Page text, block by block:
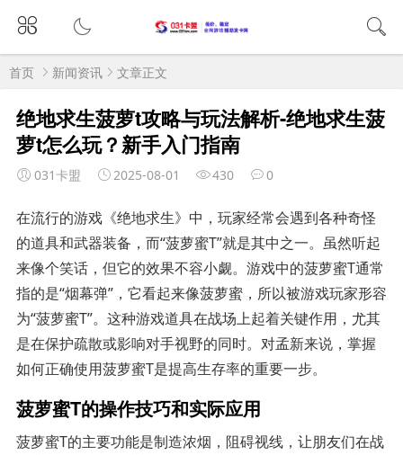
首页 新闻资讯 文章正文
绝地求生菠萝t攻略与玩法解析-绝地求生菠
萝t怎么玩？新手入门指南
031卡盟 2025-08-01 430 0
在流行的游戏《绝地求生》中，玩家经常会遇到各种奇怪
的道具和武器装备，而“菠萝蜜T”就是其中之一。虽然听起
来像个笑话，但它的效果不容小觑。游戏中的菠萝蜜T通常
指的是“烟幕弹”，它看起来像菠萝蜜，所以被游戏玩家形容
为“菠萝蜜T”。这种游戏道具在战场上起着关键作用，尤其
是在保护疏散或影响对手视野的同时。对孟新来说，掌握
如何正确使用菠萝蜜T是提高生存率的重要一步。
菠萝蜜T的操作技巧和实际应用
菠萝蜜T的主要功能是制造浓烟，阻碍视线，让朋友们在战